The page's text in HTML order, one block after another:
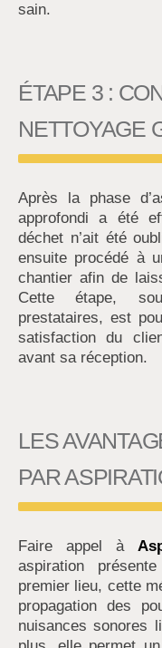
sain.
ÉTAPE 3 :
NETTOYAGE
Après la phase
approfondi a été
déchet n’ait été
ensuite procédé à
chantier afin de
Cette étape,
prestataires, est
satisfaction du
avant sa réception.
LES
PAR
Faire appel à
aspiration
premier lieu, cette
propagation des
nuisances sonores